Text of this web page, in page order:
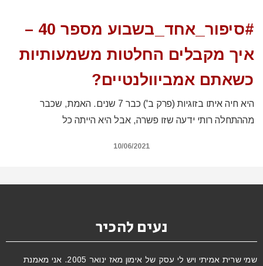
#סיפור_אחד_בשבוע מספר 40 –
איך מקבלים החלטות משמעותיות
כשאתם אמביוולנטיים?
היא חיה איתו בזוגיות (פרק ב') כבר 7 שנים. האמת, שכבר
מההתחלה רותי ידעה שזו פשרה, אבל היא הייתה כל
10/06/2021
נעים להכיר
שמי שרית אמיתי ויש לי עסק של אימון מאז ינואר 2005. אני מאמנת